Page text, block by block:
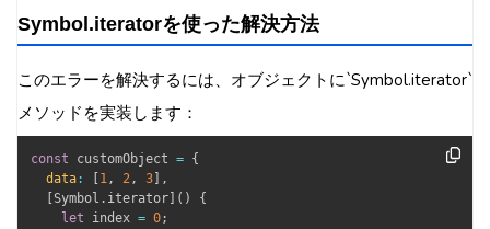
Symbol.iteratorを使った解決方法
このエラーを解決するには、オブジェクトに`Symbol.iterator`
メソッドを実装します：
const customObject = {
data : 1, 2, 3
,
Symbol . iterator ( )
{
let index = 0;